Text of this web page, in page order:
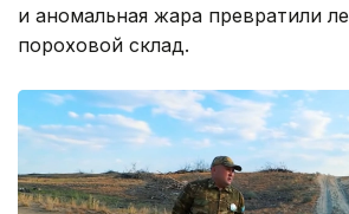
и аномальная жара превратили
пороховой склад.